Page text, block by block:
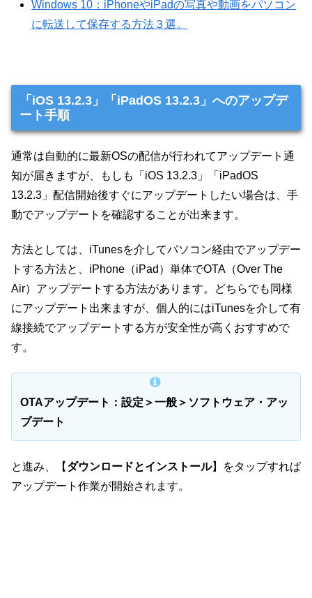
Windows 10：iPhoneやiPadの写真や動画をパソコン
に転送して保存する方法３選。
「iOS 13.2.3」「iPadOS 13.2.3」へのアップデ
ート手順
通常は自動的に最新OSの配信が行われてアップデート通
知が届きますが、もしも「iOS 13.2.3」「iPadOS
13.2.3」配信開始後すぐにアップデートしたい場合は、手
動でアップデートを確認することが出来ます。
方法としては、iTunesを介してパソコン経由でアップデー
トする方法と、iPhone（iPad）単体でOTA（Over The
Air）アップデートする方法があります。どちらでも同様
にアップデート出来ますが、個人的にはiTunesを介して有
線接続でアップデートする方が安全性が高くおすすめで
す。
OTAアップデート：設定＞一般＞ソフトウェア・アッ
プデート
と進み、【 ダウンロードとインストール】をタップすれば
アップデート作業が開始されます。